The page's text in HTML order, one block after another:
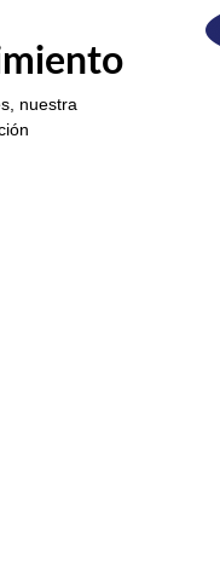
nuestra